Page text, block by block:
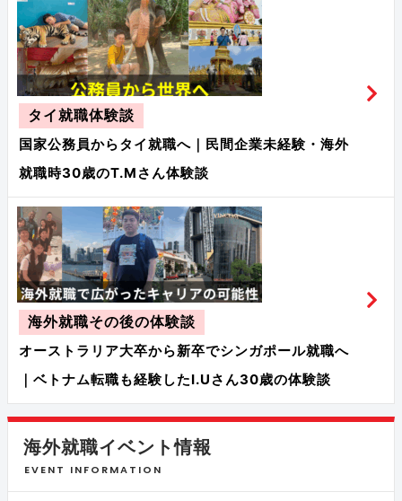
タイ就職体験談
国家公務員からタイ就職へ｜民間企業未経験・海外
就職時30歳のT.Mさん体験談
海外就職その後の体験談
オーストラリア大卒から新卒でシンガポール就職へ
｜ベトナム転職も経験したI.Uさん30歳の体験談
海外就職イベント情報
EVENT INFORMATION